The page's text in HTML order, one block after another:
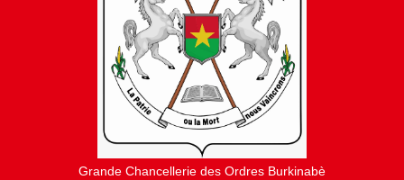
Grande Chancellerie des Ordres Burkinabè